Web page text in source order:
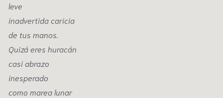
leve
inadvertida caricia
de tus manos.
Quizá eres huracán
casi abrazo
inesperado
como marea lunar